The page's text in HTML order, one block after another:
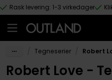
Hopp til hovedinnhold
Rask levering: 1-3 virkedager
Tegneserier Robert
Robert Love -